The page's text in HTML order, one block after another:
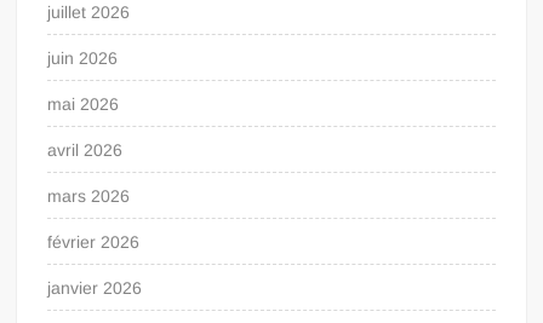
juillet 2026
juin 2026
mai 2026
avril 2026
mars 2026
février 2026
janvier 2026